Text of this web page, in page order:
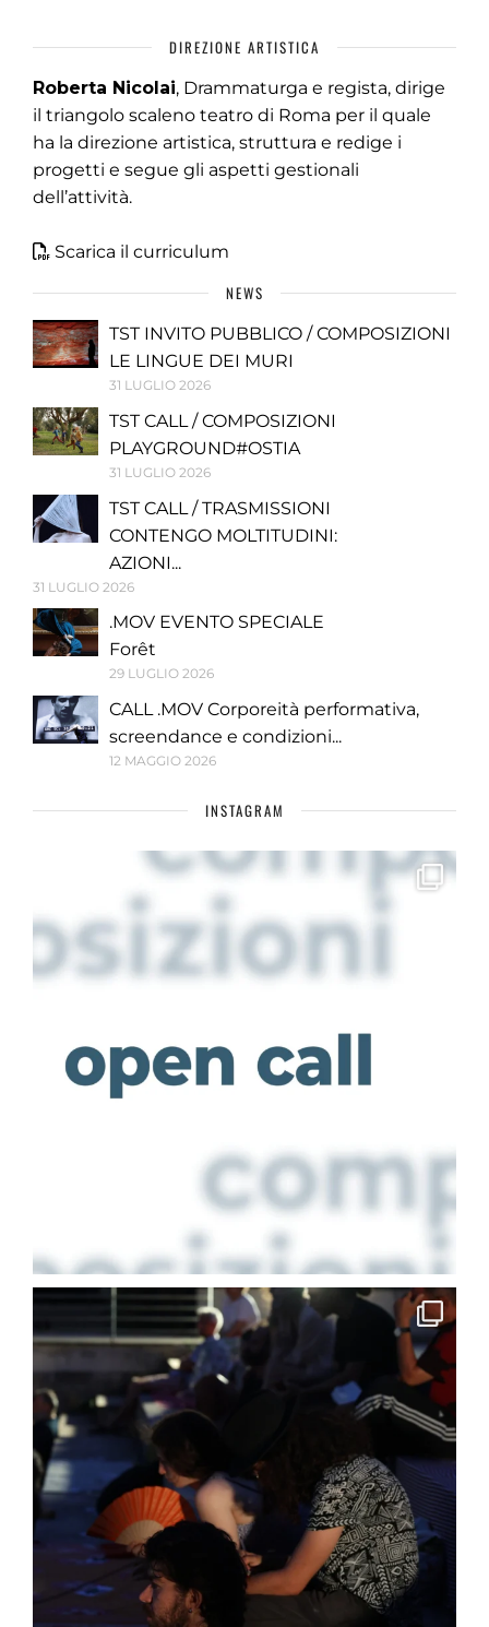
DIREZIONE ARTISTICA
Roberta Nicolai, Drammaturga e regista, dirige
il triangolo scaleno teatro di Roma per il quale
ha la direzione artistica, struttura e redige i
progetti e segue gli aspetti gestionali
dell’attività.
Scarica il curriculum
NEWS
TST INVITO PUBBLICO / COMPOSIZIONI
LE LINGUE DEI MURI
31 LUGLIO 2026
TST CALL / COMPOSIZIONI
PLAYGROUND#OSTIA
31 LUGLIO 2026
TST CALL / TRASMISSIONI
CONTENGO MOLTITUDINI:
AZIONI...
31 LUGLIO 2026
.MOV EVENTO SPECIALE
Forêt
29 LUGLIO 2026
CALL .MOV Corporeità performativa,
screendance e condizioni...
12 MAGGIO 2026
INSTAGRAM